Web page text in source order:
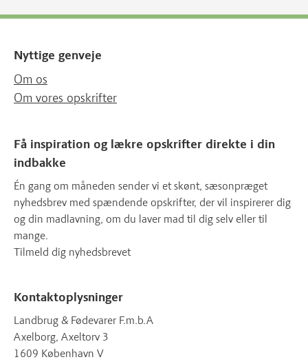
Nyttige genveje
Om os
Om vores opskrifter
Få inspiration og lækre opskrifter direkte i din
indbakke
Én gang om måneden sender vi et skønt, sæsonpræget
nyhedsbrev med spændende opskrifter, der vil inspirerer dig
og din madlavning, om du laver mad til dig selv eller til
mange.
Tilmeld dig nyhedsbrevet
Kontaktoplysninger
Landbrug & Fødevarer F.m.b.A
Axelborg, Axeltorv 3
1609 København V